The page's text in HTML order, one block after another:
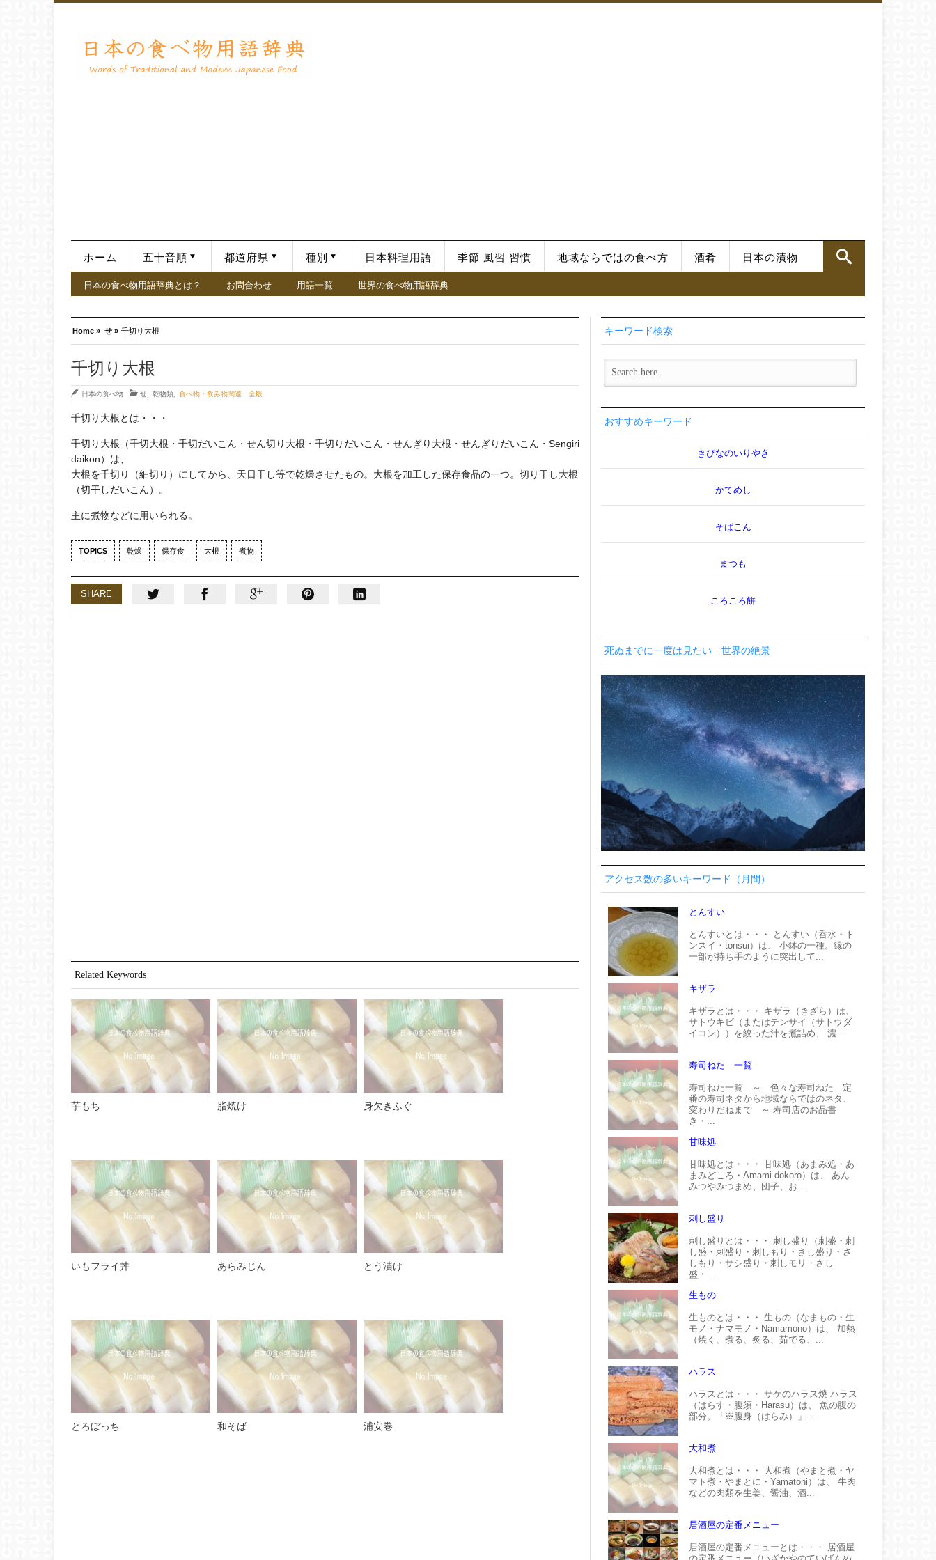
ホーム 五十音順 都道府県 種別 日本料理用語 季節 風習 習慣 地域ならではの食べ方 酒肴 日本の漬物
日本の食べ物用語辞典とは？ お問合わせ 用語一覧 世界の食べ物用語辞典
Home » せ » 千切り大根
千切り大根
日本の食べ物 せ 乾物類 食べ物・飲み物関連 全般
千切り大根とは・・・
千切り大根（千切大根・千切だいこん・せん切り大根・千切りだいこん・せんぎり大根・せんぎりだいこん・Sengiri
daikon）は、
大根を千切り（細切り）にしてから、天日干し等で乾燥させたもの。大根を加工した保存食品の一つ。切り干し大根
（切干しだいこん）。
主に煮物などに用いられる。
TOPICS 乾燥 保存食 大根 煮物
SHARE
Related Keywords
芋もち 脂焼け 身欠きふぐ
いもフライ丼 あらみじん とう漬け
とろぼっち 和そば 浦安巻
キーワード検索
おすすめキーワード
きびなのいりやき
かてめし
そばこん
まつも
ころころ餅
死ぬまでに一度は見たい 世界の絶景
アクセス数の多いキーワード（月間）
とんすい
とんすいとは・・・ とんすい（呑水・ト
ンスイ・tonsui）は、 小鉢の一種。縁の
一部が持ち手のように突出して...
キザラ
キザラとは・・・ キザラ（きざら）は、
サトウキビ（またはテンサイ（サトウダ
イコン））を絞った汁を煮詰め、 濃...
寿司ねた 一覧
寿司ねた一覧 ～ 色々な寿司ねた 定
番の寿司ネタから地域ならではのネタ、
変わりだねまで ～ 寿司店のお品書
き・...
甘味処
甘味処とは・・・ 甘味処（あまみ処・あ
まみどころ・Amami dokoro）は、 あん
みつやみつまめ、団子、お...
刺し盛り
刺し盛りとは・・・ 刺し盛り（刺盛・刺
し盛・刺盛り・刺しもり・さし盛り・さ
しもり・サシ盛り・刺しモリ・さし
盛・...
生もの
生ものとは・・・ 生もの（なまもの・生
モノ・ナマモノ・Namamono）は、 加熱
（焼く、煮る、炙る、茹でる、...
ハラス
ハラスとは・・・ サケのハラス焼 ハラス
（はらす・腹須・Harasu）は、 魚の腹の
部分。「※腹身（はらみ）」...
大和煮
大和煮とは・・・ 大和煮（やまと煮・ヤ
マト煮・やまとに・Yamatoni）は、 牛肉
などの肉類を生姜、醤油、酒...
居酒屋の定番メニュー
居酒屋の定番メニューとは・・・ 居酒屋
の定番メニュー（いざかやのていばんめ